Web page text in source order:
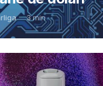
3min